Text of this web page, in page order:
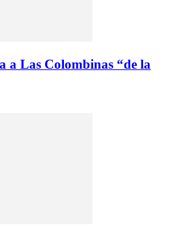
a Las Colombinas “de la